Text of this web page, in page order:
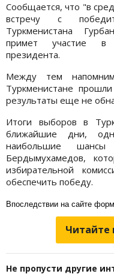
Сообщается, что "в
встречу с
Туркменистана
примет участие в
президента.
Между тем
Туркменистане
результаты еще не
Итоги выборов в
ближайшие дни,
наибольшие
Бердымухамедов,
избирательной
обеспечить победу.
Впоследствии на сайте
Читайте
Не пропусти другие